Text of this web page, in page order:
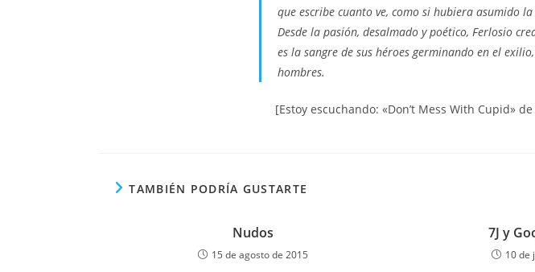
que escribe cuanto ve, como si hubiera asumido
Desde la pasión, desalmado y poético, Ferlosio
es la sangre de sus héroes germinando en el
hombres.
[Estoy escuchando: «Don’t Mess With Cupid»
TAMBIÉN PODRÍA GUSTARTE
Nudos
15 de agosto de 2015
7J y
10 de